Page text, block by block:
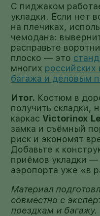
С пиджаком
укладки. Если нет
на плечиках,
чемодана:
расправьте
плоско — это
многих российских
багажа и деловым
Итог. Костюм в
получить складки,
каркас Victorinox
замка и съёмный
риск и экономят
Добавьте к
приёмов укладки
аэропорта уже «в
Материал
совместно с
поездкам и багажу.